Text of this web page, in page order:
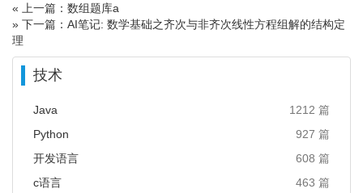
« 上一篇：数组题库a
» 下一篇：AI笔记: 数学基础之齐次与非齐次线性方程组解的结构定
理
技术
Java
1212 篇
Python
927 篇
开发语言
608 篇
c语言
463 篇